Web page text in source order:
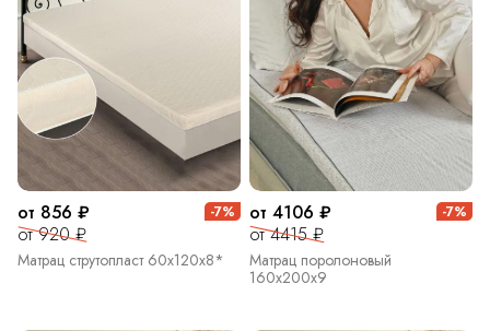
от 856 ₽
от 920 ₽
-7%
Матрац струтопласт 60х120х8*
от 4106 ₽
от 4415 ₽
-7%
Матрац поролоновый
160х200х9